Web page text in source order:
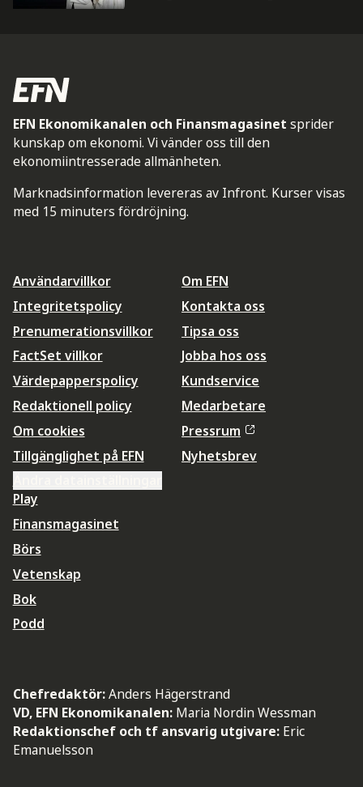
EFN Ekonomikanalen och Finansmagasinet sprider
kunskap om ekonomi. Vi vänder oss till den
ekonomiintresserade allmänheten.
Marknadsinformation levereras av Infront. Kurser visas
med 15 minuters fördröjning.
Användarvillkor
Integritetspolicy
Prenumerationsvillkor
FactSet villkor
Värdepapperspolicy
Redaktionell policy
Om cookies
Tillgänglighet på EFN
Om EFN
Kontakta oss
Tipsa oss
Jobba hos oss
Kundservice
Medarbetare
Pressrum
Nyhetsbrev
Play
Finansmagasinet
Börs
Vetenskap
Bok
Podd
Chefredaktör:Anders Hägerstrand
VD, EFN Ekonomikanalen: Maria Nordin Wessman
Redaktionschef och tf ansvarig utgivare: Eric
Emanuelsson